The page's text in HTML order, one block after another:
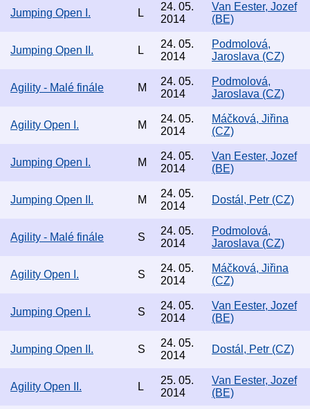
Jumping Open I. L
24. 05.
2014
Van Eester, Jozef
(BE)
Jumping Open II. L
24. 05.
2014
Podmolová,
Jaroslava (CZ)
Agility - Malé finále M
24. 05.
2014
Podmolová,
Jaroslava (CZ)
Agility Open I. M
24. 05.
2014
Máčková, Jiřina
(CZ)
Jumping Open I. M
24. 05.
2014
Van Eester, Jozef
(BE)
Jumping Open II. M
24. 05.
2014
Dostál, Petr (CZ)
Agility - Malé finále S
24. 05.
2014
Podmolová,
Jaroslava (CZ)
Agility Open I. S
24. 05.
2014
Máčková, Jiřina
(CZ)
Jumping Open I. S
24. 05.
2014
Van Eester, Jozef
(BE)
Jumping Open II. S
24. 05.
2014
Dostál, Petr (CZ)
Agility Open II. L
25. 05.
2014
Van Eester, Jozef
(BE)